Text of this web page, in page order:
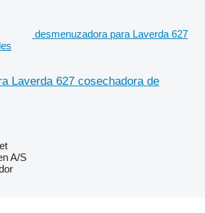
desmenuzadora para Laverda 627
Laverda 627 cosechadora de
A/S